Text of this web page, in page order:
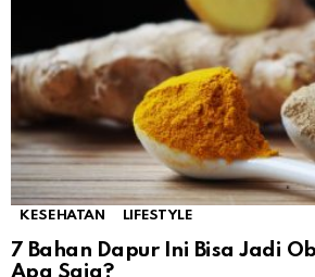
KESEHATAN LIFESTYLE
7 Bahan Dapur Ini Bisa Jadi
Apa Saja?